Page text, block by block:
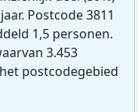
Postcode 3811
1,5 personen.
3.453
postcodegebied